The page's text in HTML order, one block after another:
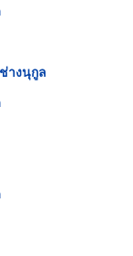
างนุกูล